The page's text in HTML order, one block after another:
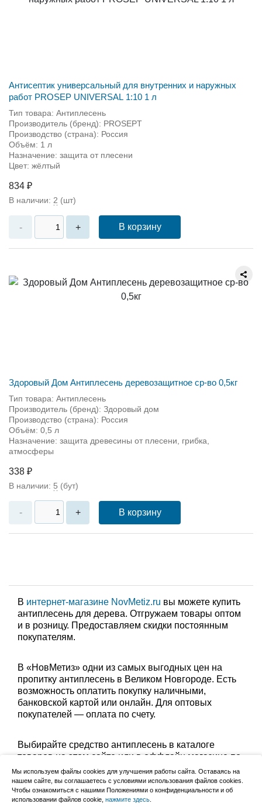
Антисептик универсальный для внутренних и наружных
работ PROSEP UNIVERSAL 1:10 1 л
Тип товара: Антиплесень
Производитель (бренд): PROSEPT
Производство (страна): Россия
Объём: 1 л
Назначение: защита от плесени
Цвет: жёлтый
834 ₽
В наличии: 2 (шт)
- + В корзину
Здоровый Дом Антиплесень деревозащитное ср-во 0,5кг
Тип товара: Антиплесень
Производитель (бренд): Здоровый дом
Производство (страна): Россия
Объём: 0,5 л
Назначение: защита древесины от плесени, грибка,
атмосферы
338 ₽
В наличии: 5 (бут)
- + В корзину
В интернет-магазине NovMetiz.ru вы можете купить
антиплесень для дерева. Отгружаем товары оптом
и в розницу. Предоставляем скидки постоянным
покупателям.
В «НовМетиз» одни из самых выгодных цен на
пропитку антиплесень в Великом Новгороде. Есть
возможность оплатить покупку наличными,
банковской картой или онлайн. Для оптовых
покупателей — оплата по счету.
Выбирайте средство антиплесень в каталоге
товаров на этом сайте или в оффлайн магазине по
адресу: Великий Новгород, Сырковское шоссе, 8а
(по будням с 9:00 до 17:00, в субботу с 9:00 до
13:00). Забрать заказ можно лично в пункте выдачи
или оформить доставку до дома.
Мы используем файлы cookies для улучшения работы сайта. Оставаясь на
нашем сайте, вы соглашаетесь с условиями использования файлов cookies.
Чтобы ознакомиться с нашими Положениями о конфиденциальности и об
использовании файлов cookie, нажмите здесь